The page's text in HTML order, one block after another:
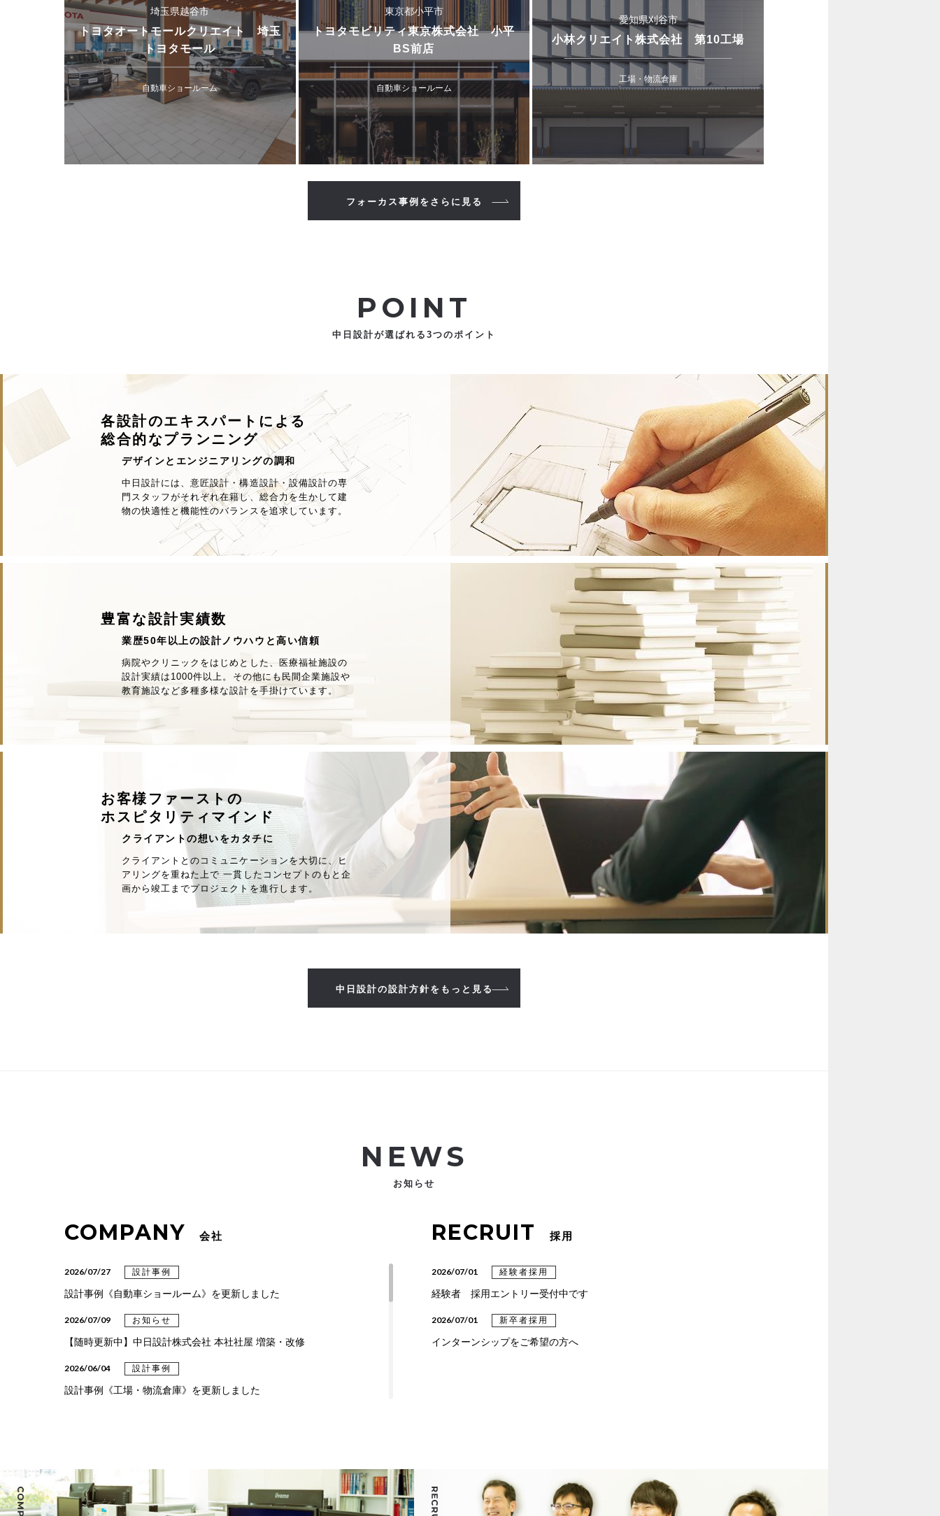
埼玉県越谷市
トヨタオートモールクリエイト 埼玉
トヨタモール
自動車ショールーム
東京都小平市
トヨタモビリティ東京株式会社 小平
BS前店
自動車ショールーム
愛知県刈谷市
小林クリエイト株式会社 第10工場
工場・物流倉庫
フォーカス事例をさらに見る
POINT
中日設計が選ばれる3つのポイント
各設計のエキスパートによる
総合的なプランニング
デザインとエンジニアリングの調和
中日設計には、意匠設計・構造設計・設備設計の専
門スタッフがそれぞれ在籍し、総合力を生かして建
物の快適性と機能性のバランスを追求しています。
豊富な設計実績数
業歴50年以上の設計ノウハウと高い信頼
病院やクリニックをはじめとした、医療福祉施設の
設計実績は1000件以上。その他にも民間企業施設や
教育施設など多種多様な設計を手掛けています。
お客様ファーストの
ホスピタリティマインド
クライアントの想いをカタチに
クライアントとのコミュニケーションを大切に、ヒ
アリングを重ねた上で 一貫したコンセプトのもと企
画から竣工までプロジェクトを進行します。
中日設計の設計方針をもっと見る
NEWS
お知らせ
COMPANY 会社
2026/07/27 設計事例
設計事例《自動車ショールーム》を更新しました
2026/07/09 お知らせ
【随時更新中】中日設計株式会社 本社社屋 増築・改修
2026/06/04 設計事例
設計事例《工場・物流倉庫》を更新しました
設計事例《クリニック》を更新しました
2026/03/24 設計事例
RECRUIT 採用
2026/07/01 経験者採用
経験者 採用エントリー受付中です
2026/07/01 新卒者採用
インターンシップをご希望の方へ